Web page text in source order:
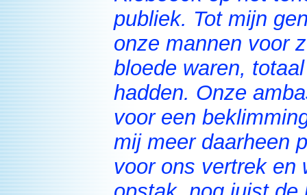
publiek. Tot mijn
onze mannen voor
bloede waren,
hadden. Onze
voor een
mij meer daarheen
voor ons vertrek en